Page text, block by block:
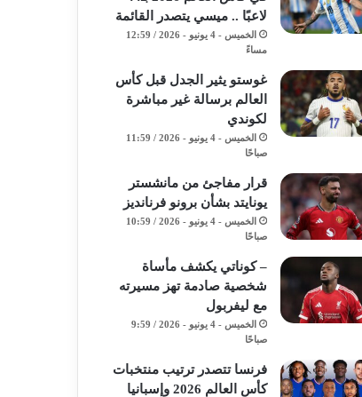
لاعبًا .. ميسي يتصدر القائمة
الخميس - 4 يونيو - 2026 / 12:59
مساءً
غوستو يثير الجدل قبل كأس
العالم برسالة غير مباشرة
لكوندي
الخميس - 4 يونيو - 2026 / 11:59
صباحًا
قرار مفاجئ من مانشستر
يونايتد بشأن برونو فرنانديز
الخميس - 4 يونيو - 2026 / 10:59
صباحًا
– كوناتي يكشف مأساة
شخصية صادمة تهز مسيرته
مع ليفربول
الخميس - 4 يونيو - 2026 / 9:59
صباحًا
فرنسا تتصدر ترتيب منتخبات
كأس العالم 2026 وإسبانيا